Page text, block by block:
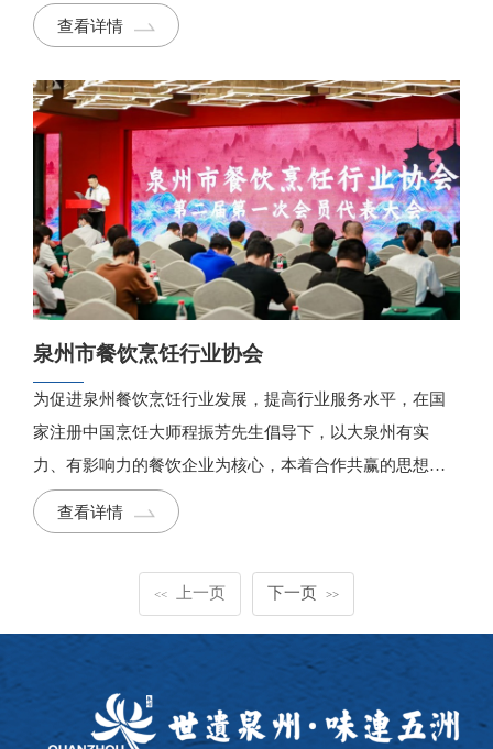
链”融合现场会会议精神，推进泉州食品产业链、创新链、
资金链、人才链深度融合。
查看详情
泉州市餐饮烹饪行业协会
为促进泉州餐饮烹饪行业发展，提高行业服务水平，在国
家注册中国烹饪大师程振芳先生倡导下，以大泉州有实
力、有影响力的餐饮企业为核心，本着合作共赢的思想共
同建立一个有高度，有深度、有凝聚力的互动交流平台。
查看详情
<< 上一页 下一页 >>